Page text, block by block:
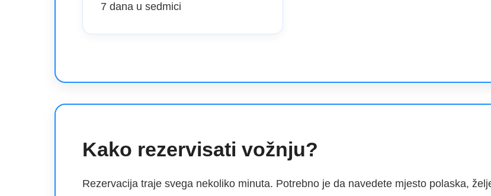
7 dana u sedmici
Kako rezervisati vožnju?
Rezervacija traje svega nekoliko minuta. Potrebno je da navedete mjesto polaska,